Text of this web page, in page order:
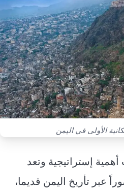
الأولى في اليمن
إستراتيجية وتعد
عبر تأريخ اليمن قديما،